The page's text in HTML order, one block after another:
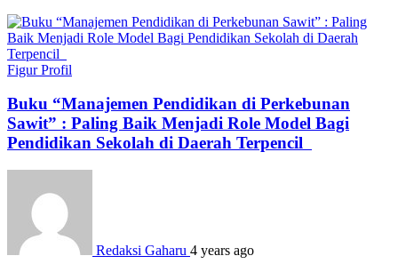
FigurProfil
Buku “Manajemen Pendidikan di Perkebunan
Sawit” : Paling Baik Menjadi Role Model Bagi
Pendidikan Sekolah di Daerah Terpencil
Redaksi Gaharu 4 years ago